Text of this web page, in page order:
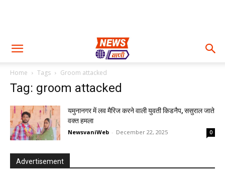
Home Tags Groom attacked
Tag: groom attacked
यमुनानगर में लव मैरिज करने वाली युवती किडनैप, ससुराल जाते
वक्त हमला
NewsvaniWeb - December 22, 2025 0
Advertisement